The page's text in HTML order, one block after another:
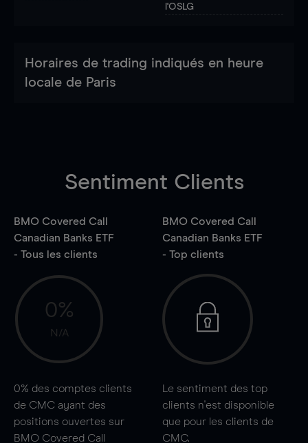
l'OSLG
Horaires de trading indiqués en heure
locale de Paris
Sentiment Clients
BMO Covered Call
Canadian Banks ETF
- Tous les clients
0%
N/A
0% des comptes clients
de CMC ayant des
positions ouvertes sur
BMO Covered Call
BMO Covered Call
Canadian Banks ETF
- Top clients
Le sentiment des top
clients n'est disponible
que pour les clients de
CMC.